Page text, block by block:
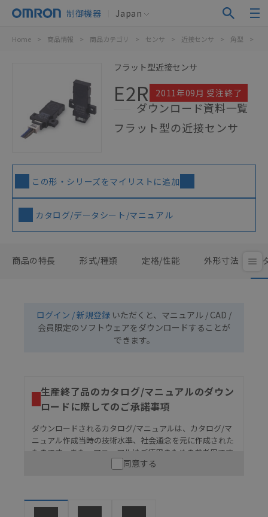
制御機器 Japan
Home > 商品情報 > 商品カテゴリ > センサ > 近接センサ > 角型 >
フラット型近接センサ
E2R 2011年09月 受注終了
ダウンロード資料一覧
フラット型の近接センサ
この形・シリーズをマイリストに追加
カタログ/データシート/マニュアル
商品の特長 形式/種類 定格/性能 外形寸法
ログイン / 新規登録 いただくと、マニュアル / CAD /
会員限定のソフトウェアをダウンロードすることが
できます。
生産終了品のカタログ/マニュアルのダウン
ロードに際してのご承諾事項
ダウンロードされるカタログ/マニュアルは、カタログ/マ
ニュアル作成当時の技術水準、社会通念を元に作成された
ものです。また、マニュアルはご使用のための参考用です
ので、ご使用にあたっての安全性については十分にご配慮
うな用途に使用される場合には、システム全体として
同意する